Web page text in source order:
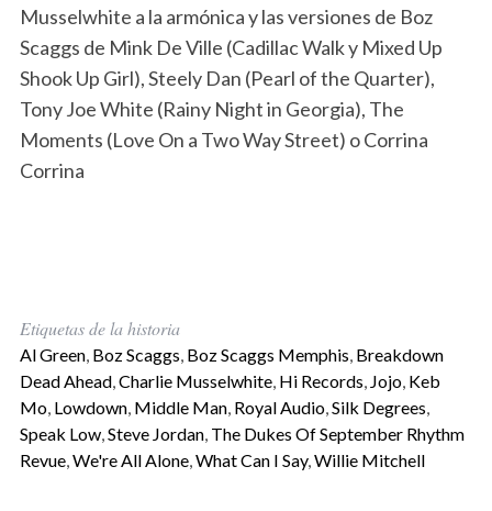
Musselwhite a la armónica y las versiones de Boz
Scaggs de Mink De Ville (Cadillac Walk y Mixed Up
Shook Up Girl), Steely Dan (Pearl of the Quarter),
Tony Joe White (Rainy Night in Georgia), The
Moments (Love On a Two Way Street) o Corrina
Corrina
Etiquetas de la historia
Al Green, Boz Scaggs Boz Scaggs Memphis Breakdown
Dead Ahead, Charlie Musselwhite, Hi Records Jojo, Keb
Mo, Lowdown, Middle Man, Royal Audio, Silk Degrees
Speak Low, Steve Jordan, The Dukes Of September Rhythm
Revue, We're All Alone, What Can I Say, Willie Mitchell